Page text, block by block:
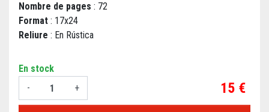
Nombre de pages : 72
Format : 17x24
Reliure : En Rústica
En stock
-
+ Prix
15 €